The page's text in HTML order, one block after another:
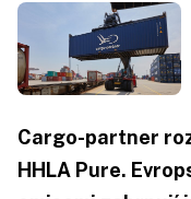
Cargo-partner
HHLA Pure.